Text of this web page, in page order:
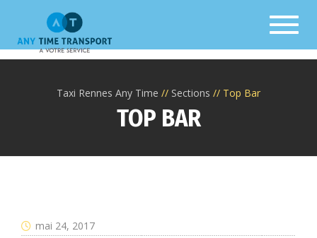
Taxi Rennes Any Time Sections Top Bar
TOP BAR
mai 24, 2017